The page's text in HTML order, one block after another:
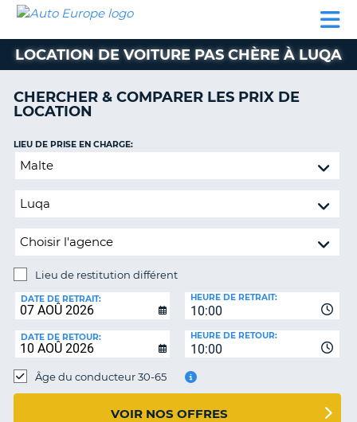
LOCATION
VOITURE
CAMPING-
CAR
CLIENT
AUTO
EUROPE
LOCATION
VOITURE
CAMPING-
CAR
PARTENAIRES
SUPPORT
CLIENT
COMPTE
MA
LOCATION DE VOITURE PAS CHÈRE À LUQA
CHERCHER & COMPARER LES PRIX DE
LOCATION
Lieu
restitution
différent
LIEU DE PRISE EN CHARGE:
Lieu de restitution différent
DE
RESTITUTION:
DATE DE RETRAIT:
10:00
HEURE DE RETRAIT:
DATE DE RETOUR:
10:00
HEURE DE RETOUR:
Âge du conducteur 30-65
VOIR NOS OFFRES